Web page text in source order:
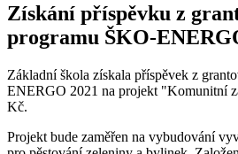
Získání příspěvku z
programu ŠKO-
Základní škola získala příspěvek z
ENERGO 2021 na projekt "Komunitní
Kč.
Projekt bude zaměřen na vybudování